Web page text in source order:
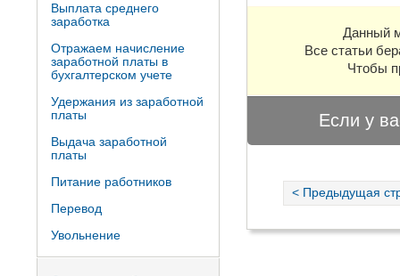
Данный
Все статьи
Чтобы
Если у
< Предыдущая
Выплата среднего
заработка
Отражаем начисление
заработной платы в
бухгалтерском учете
Удержания из заработной
платы
Выдача заработной
платы
Питание работников
Перевод
Увольнение